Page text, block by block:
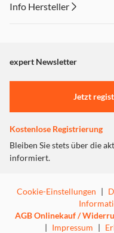
Info Hersteller
"Marketing".
Einstellungen anpassen
expert Newsletter
Jetzt
Kostenlose Registrierung
Bleiben Sie stets über die
informiert.
Cookie-Einstellungen |
AGB Onlinekauf /
| Impressum |